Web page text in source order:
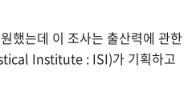
했는데 이 조사는 출산력에 관한
Institute : ISI)가 기획하고